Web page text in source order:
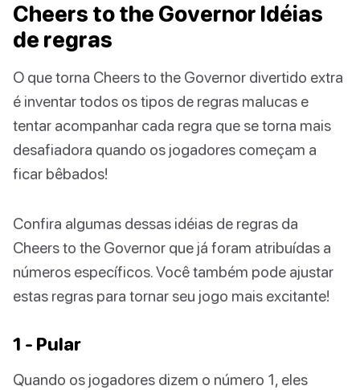
Cheers to the Governor Idéias
de regras
O que torna Cheers to the Governor divertido extra
é inventar todos os tipos de regras malucas e
tentar acompanhar cada regra que se torna mais
desafiadora quando os jogadores começam a
ficar bêbados!
Confira algumas dessas idéias de regras da
Cheers to the Governor que já foram atribuídas a
números específicos. Você também pode ajustar
estas regras para tornar seu jogo mais excitante!
1 - Pular
Quando os jogadores dizem o número 1, eles